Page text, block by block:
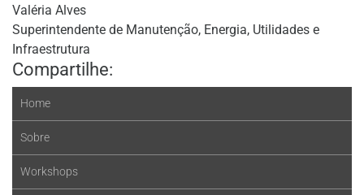
Valéria Alves
Superintendente de Manutenção, Energia, Utilidades e
Infraestrutura
Compartilhe:
Home
Sobre
Workshops